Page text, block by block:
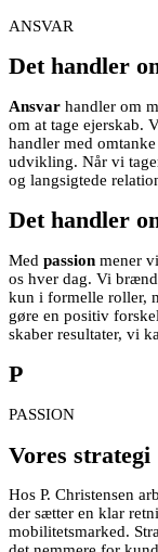
ANSVAR
Det handler
Ansvar handler om
om at tage ejerskab.
handler med
udvikling. Når vi
og langsigtede
Det handler
Med passion mener
os hver dag. Vi
kun i formelle roller,
gøre en positiv
skaber resultater, vi
P
PASSION
Vores strategi
Hos P. Christensen
der sætter en klar
mobilitetsmarked.